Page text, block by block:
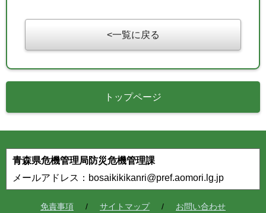
一覧に戻る
トップページ
青森県危機管理局防災危機管理課
メールアドレス：bosaikikikanri@pref.aomori.lg.jp
免責事項 サイトマップ お問い合わせ